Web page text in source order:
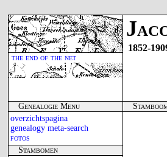
the end of the net
1852-
Genealogie Menu
overzichtspagina
genealogy meta-search
fotos
Stambomen